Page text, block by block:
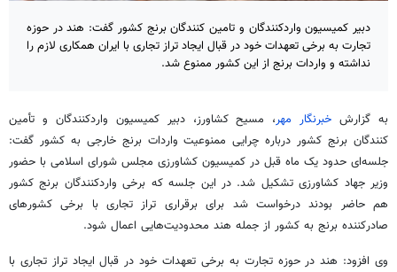
دبیر کمیسیون واردکنندگان و تامین کنندگان برنج کشور گفت: هند در حوزه
تجارت به برخی تعهدات خود در قبال ایجاد تراز تجاری با ایران همکاری لازم را
نداشته و واردات برنج از این کشور ممنوع شد.
به گزارشخبرنگار مهر، مسیح کشاورز، دبیر کمیسیون واردکنندگان و تأمین
کنندگان برنج کشور درباره چرایی ممنوعیت واردات برنج خارجی به کشور گفت:
جلسه‌ای حدود یک ماه قبل در کمیسیون کشاورزی مجلس شورای اسلامی با حضور
وزیر جهاد کشاورزی تشکیل شد. در این جلسه که برخی واردکنندگان برنج کشور
هم حاضر بودند درخواست شد برای برقراری تراز تجاری با برخی کشورهای
صادرکننده برنج به کشور از جمله هند محدودیت‌هایی اعمال شود.
وی افزود: هند در حوزه تجارت به برخی تعهدات خود در قبال ایجاد تراز تجاری با